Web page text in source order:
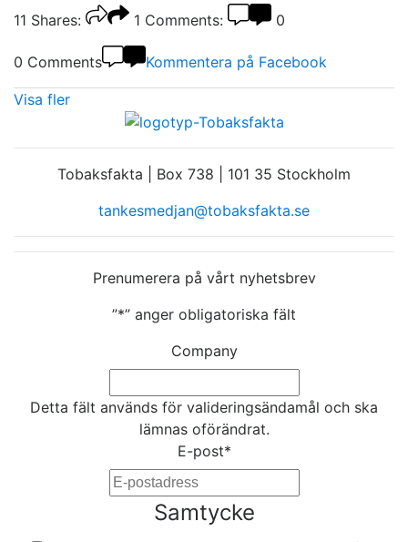
11 Shares: 1 Comments: 0
0 Comments Kommentera på Facebook
Visa fler
Tobaksfakta | Box 738 | 101 35 Stockholm
tankesmedjan@tobaksfakta.se
Prenumerera på vårt nyhetsbrev
”*” anger obligatoriska fält
Company
Detta fält används för valideringsändamål och ska
lämnas oförändrat.
E-post*
Samtycke